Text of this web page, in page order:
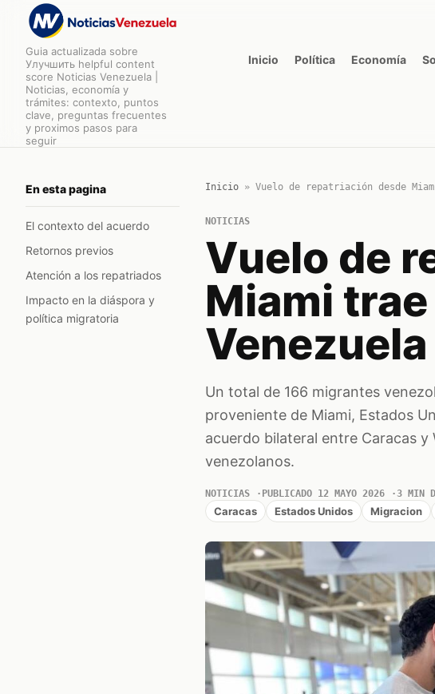
Guia actualizada sobre
Улучшить helpful content
score Noticias Venezuela |
Noticias, economía y
trámites: contexto, puntos
clave, preguntas frecuentes
y proximos pasos para
seguir
Inicio Política Economía
En esta pagina
El contexto del acuerdo
Retornos previos
Atención a los repatriados
Impacto en la diáspora y
política migratoria
Inicio» Vuelo de repatriación desde
NOTICIAS
Vuelo de
Miami
Un total de 166 migrantes
proveniente de Miami, Estados
acuerdo bilateral entre Caracas
venezolanos.
NOTICIAS PUBLICADO 12 MAYO 2026 3 MIN
Caracas Estados Unidos Migracion